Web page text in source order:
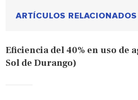
ARTÍCULOS RELACIONADOS
Eficiencia del 40% en uso de
Sol de Durango)